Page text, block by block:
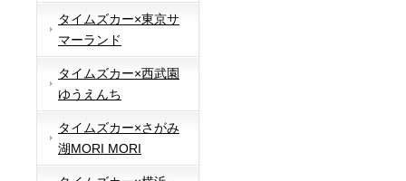
タイムズカー×東京サ
マーランド
タイムズカー×西武園
ゆうえんち
タイムズカー×さがみ
湖MORI MORI